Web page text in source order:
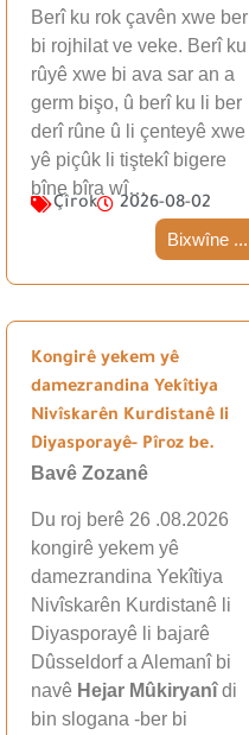
Berî ku rok çavên xwe ber
bi rojhilat ve veke. Berî ku
rûyê xwe bi ava sar an a
germ bişo, û berî ku li ber
derî rûne û li çenteyê xwe
yê piçûk li tiştekî bigere
bîne bîra wî…
Çîrok 2026-08-02
Bixwîne ...
Kongirê yekem yê
damezrandina Yekîtiya
Nivîskarên Kurdistanê li
Diyasporayê- Pîroz be.
Bavê Zozanê
Du roj berê 26 .08.2026
kongirê yekem yê
damezrandina Yekîtiya
Nivîskarên Kurdistanê li
Diyasporayê li bajarê
Dûsseldorf a Alemanî bi
navê Hejar Mûkiryanîdi
bin slogana -ber bi